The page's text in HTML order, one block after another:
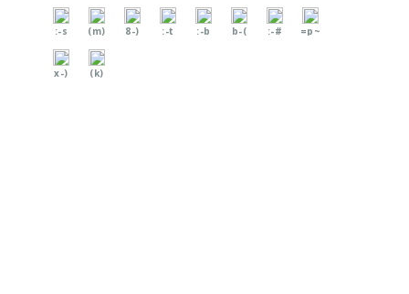
:-s (m) 8-) :-t :-b b-( :-# =p~
x-) (k)